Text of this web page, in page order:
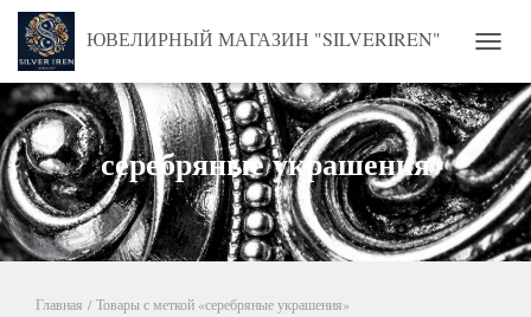
ЮВЕЛИРНЫЙ МАГАЗИН "SILVERIREN"
серебряные украшения
Главная / Товары с меткой «серебряные украшения»